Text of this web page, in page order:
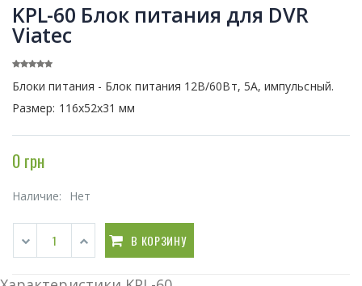
KPL-60 Блок питания для DVR
Viatec
Блоки питания - Блок питания 12В/60Вт, 5А, импульсный.
Размер: 116х52х31 мм
0 грн
Наличие: Нет
В КОРЗИНУ